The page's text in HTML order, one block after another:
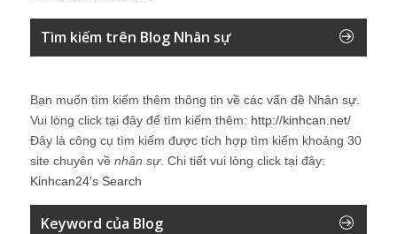
Tìm kiếm trên Blog Nhân sự
Bạn muốn tìm kiếm thêm thông tin về các vấn đề Nhân sự
Vui lòng click tại đây để tìm kiếm thêm: http://kinhcan.net/
Đây là công cụ tìm kiếm được tích hợp tìm kiếm khoảng 30
site chuyên về nhân sự. Chi tiết vui lòng click tại đây:
Kinhcan24′s Search
Keyword của Blog